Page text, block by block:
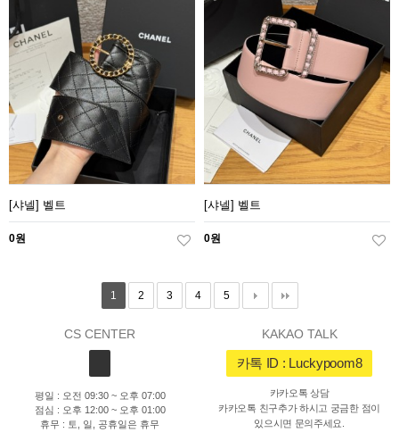
[샤넬] 벨트
0원
[샤넬] 벨트
0원
1 2 3 4 5
CS CENTER
평일 : 오전 09:30 ~ 오후 07:00
점심 : 오후 12:00 ~ 오후 01:00
휴무 : 토, 일, 공휴일은 휴무
KAKAO TALK
카톡 ID : Luckypoom8
카카오톡 상담
카카오톡 친구추가 하시고 궁금한 점이
있으시면 문의주세요.